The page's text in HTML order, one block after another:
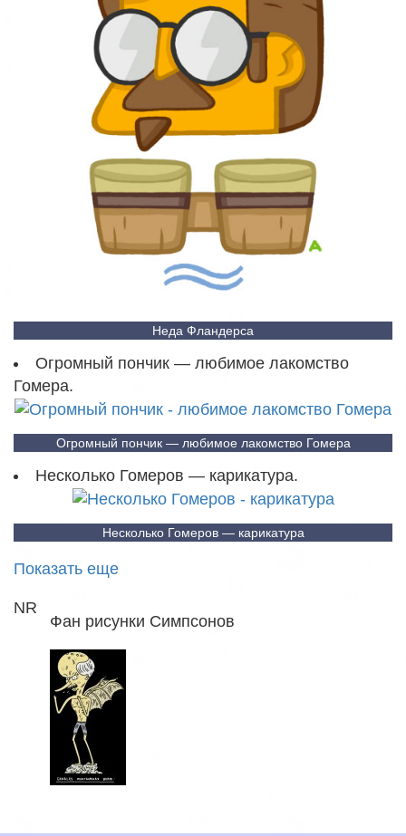
Неда Фландерса
Огромный пончик — любимое лакомство
Гомера.
Огромный пончик — любимое лакомство Гомера
Несколько Гомеров — карикатура.
Несколько Гомеров — карикатура
Показать еще
Фан рисунки Симпсонов
NR